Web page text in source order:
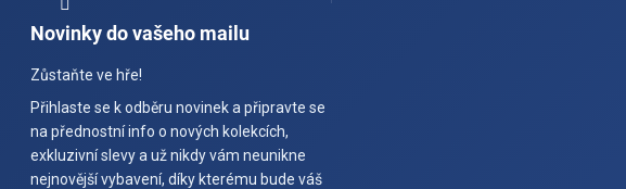
Novinky do vašeho mailu
Zůstaňte ve hře!
Přihlaste se k odběru novinek a připravte se
na přednostní info o nových kolekcích,
exkluzivní slevy a už nikdy vám neunikne
nejnovější vybavení, díky kterému bude váš